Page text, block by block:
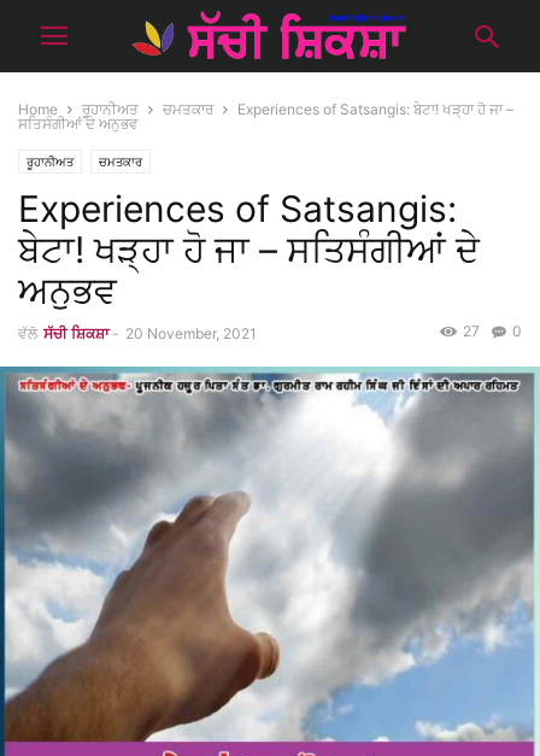
Home ਰੂਹਾਨੀਅਤ ਚਮਤਕਾਰ
Experiences of Satsangis: ਬੇਟਾ! ਖੜ੍ਹਾ ਹੋ ਜਾ –
ਸਤਿਸੰਗੀਆਂ ਦੇ ਅਨੁਭਵ
ਰੂਹਾਨੀਅਤ ਚਮਤਕਾਰ
Experiences of Satsangis:
ਬੇਟਾ! ਖੜ੍ਹਾ ਹੋ ਜਾ – ਸਤਿਸੰਗੀਆਂ ਦੇ
ਅਨੁਭਵ
ਵੱਲੋ ਸੱਚੀ ਸ਼ਿਕਸ਼ਾ - 20 November, 2021 0
27